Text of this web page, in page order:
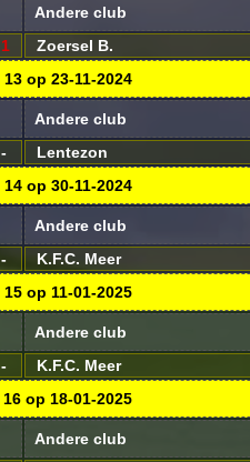
Andere club
1 Zoersel B.
13op 23-11-2024
Andere club
- Lentezon
14op 30-11-2024
Andere club
- K.F.C. Meer
15op 11-01-2025
Andere club
- K.F.C. Meer
16 op 18-01-2025
Andere club